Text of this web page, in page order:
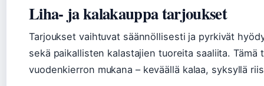
Liha- ja kalakauppa tarjoukset
Tarjoukset vaihtuvat säännöllisesti ja pyrkivät
sekä paikallisten kalastajien tuoreita saaliita.
vuodenkierron mukana – keväällä kalaa, syksyllä